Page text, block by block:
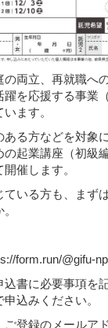
両立、再就職へ
を応援する事業
ます。
ある方などを対象
起業講座（初級
催します。
いる方も、まず
form.run/@gifu-
込書に必要事項を
込みください。
ご登録のメールア